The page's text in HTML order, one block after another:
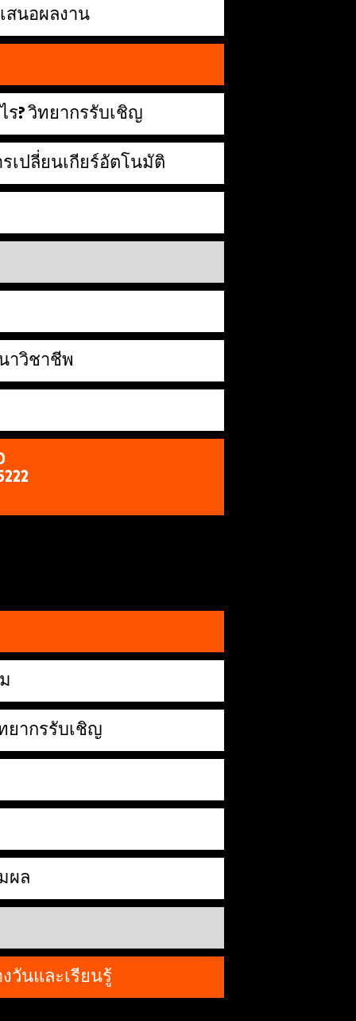
เสนอผลงาน
ร? วิทยากรรับเชิญ
เปลี่ยนเกียร์อัตโนมัติ
าวิชาชีพ
ทยากรรับเชิญ
ผล
างวันและเรียนรู้